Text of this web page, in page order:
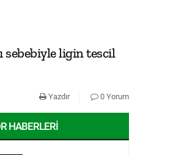
ligin tescil
Yazdır 0 Yorum
HABERLERI